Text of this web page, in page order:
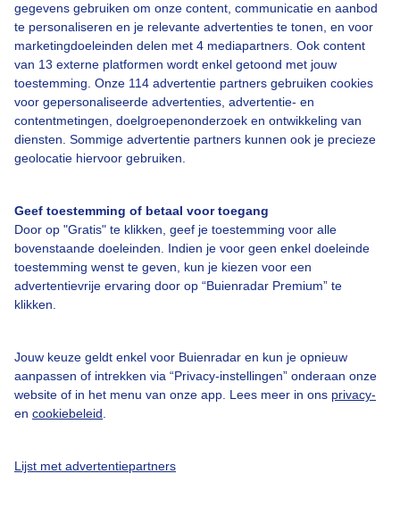
gegevens gebruiken om onze content, communicatie en aanbod
te personaliseren en je relevante advertenties te tonen, en voor
marketingdoeleinden delen met 4 mediapartners. Ook content
van 13 externe platformen wordt enkel getoond met jouw
toestemming. Onze 114 advertentie partners gebruiken cookies
voor gepersonaliseerde advertenties, advertentie- en
contentmetingen, doelgroepenonderzoek en ontwikkeling van
diensten. Sommige advertentie partners kunnen ook je precieze
geolocatie hiervoor gebruiken.
Geef toestemming of betaal voor toegang
Door op "Gratis" te klikken, geef je toestemming voor alle
bovenstaande doeleinden. Indien je voor geen enkel doeleinde
toestemming wenst te geven, kun je kiezen voor een
advertentievrije ervaring door op “Buienradar Premium” te
klikken.
Jouw keuze geldt enkel voor Buienradar en kun je opnieuw
aanpassen of intrekken via “Privacy-instellingen” onderaan onze
website of in het menu van onze app. Lees meer in ons privacy-
en cookiebeleid
Lijst met advertentiepartners
Een moment geduld aub...
Over Buienradar
Veelgestelde vragen
Contact
Toegankelijkheid
Buienradar Team
Privacy beleid
Privacy instellingen